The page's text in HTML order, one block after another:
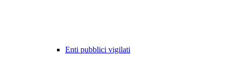
Enti pubblici vigilati